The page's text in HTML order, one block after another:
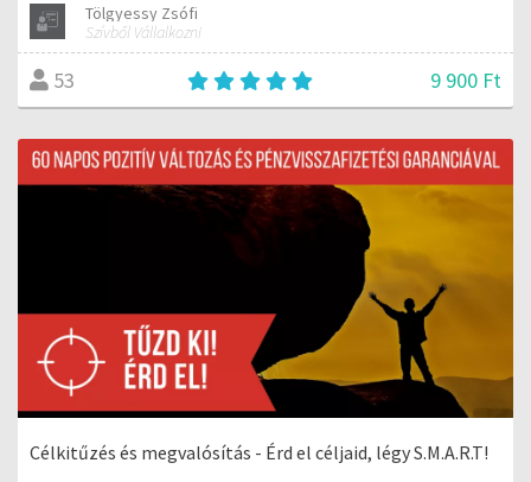
Tölgyessy Zsófi
Szívből Vállalkozni
53 9 900 Ft
Célkitűzés és megvalósítás - Érd el céljaid, légy S.M.A.R.T!